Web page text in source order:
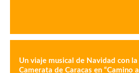
Un viaje musical de Navidad con la
Camerata de Caracas en “Camino a